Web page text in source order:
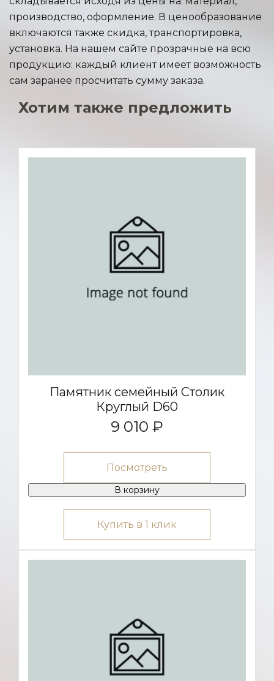
производство, оформление. В ценообразование
включаются также скидка, транспортировка,
установка. На нашем сайте прозрачные на всю
продукцию: каждый клиент имеет возможность
сам заранее просчитать сумму заказа.
Хотим также предложить
Памятник семейный Столик
Круглый D60
9 010 ₽
Посмотреть
В корзину
Купить в 1 клик